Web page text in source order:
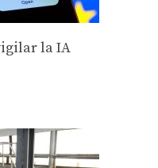
la IA